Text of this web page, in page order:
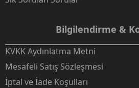
Bilgilendirme &
KVKK Aydınlatma Metni
Mesafeli Satış Sözleşmesi
İptal ve İade Koşulları